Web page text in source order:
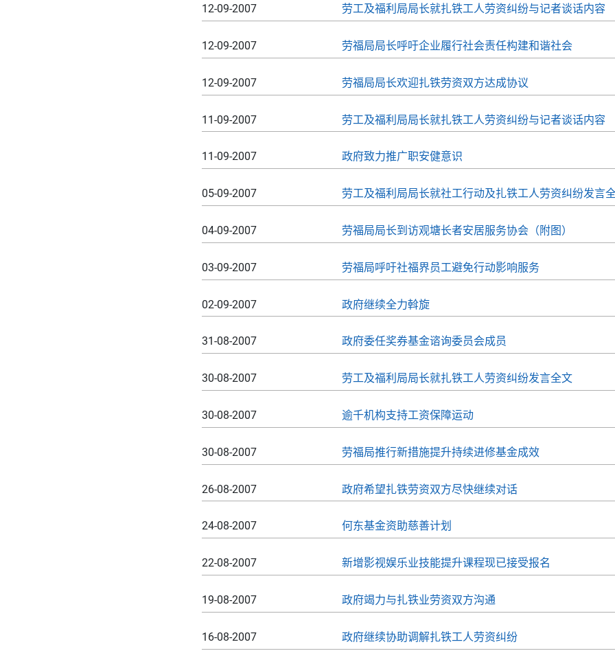
劳工及福利局局长就扎铁工人劳资纠纷与记者谈话内容
12-09-2007
劳福局局长呼吁企业履行社会责任构建和谐社会
12-09-2007
劳福局局长欢迎扎铁劳资双方达成协议
12-09-2007
劳工及福利局局长就扎铁工人劳资纠纷与记者谈话内容
11-09-2007
政府致力推广职安健意识
11-09-2007
劳工及福利局局长就社工行动及扎铁工人劳资纠纷发言
05-09-2007
劳福局局长到访观塘长者安居服务协会（附图）
04-09-2007
劳福局呼吁社福界员工避免行动影响服务
03-09-2007
政府继续全力斡旋
02-09-2007
政府委任奖券基金谘询委员会成员
31-08-2007
劳工及福利局局长就扎铁工人劳资纠纷发言全文
30-08-2007
逾千机构支持工资保障运动
30-08-2007
劳福局推行新措施提升持续进修基金成效
30-08-2007
政府希望扎铁劳资双方尽快继续对话
26-08-2007
何东基金资助慈善计划
24-08-2007
新增影视娱乐业技能提升课程现已接受报名
22-08-2007
政府竭力与扎铁业劳资双方沟通
19-08-2007
政府继续协助调解扎铁工人劳资纠纷
16-08-2007